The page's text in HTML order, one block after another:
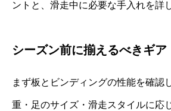
ントと、滑走中に必要な手入れを詳
シーズン前に揃えるべきギア
まず板とビンディングの性能を確認
重・足のサイズ・滑走スタイルに応